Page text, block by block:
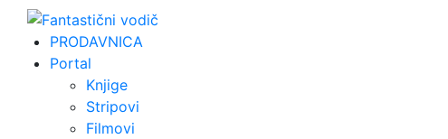
Skip
content
PRODAVNICA
Portal
Knjige
Stripovi
Filmovi